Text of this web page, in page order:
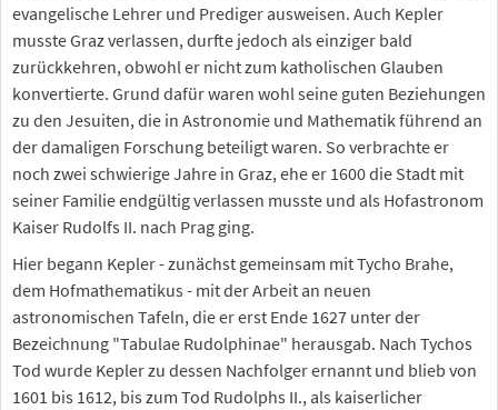
evangelische Lehrer und Prediger ausweisen. Auch Kepler
musste Graz verlassen, durfte jedoch als einziger bald
zurückkehren, obwohl er nicht zum katholischen Glauben
konvertierte. Grund dafür waren wohl seine guten Beziehungen
zu den Jesuiten, die in Astronomie und Mathematik führend an
der damaligen Forschung beteiligt waren. So verbrachte er
noch zwei schwierige Jahre in Graz, ehe er 1600 die Stadt mit
seiner Familie endgültig verlassen musste und als Hofastronom
Kaiser Rudolfs II. nach Prag ging.
Hier begann Kepler - zunächst gemeinsam mit Tycho Brahe,
dem Hofmathematikus - mit der Arbeit an neuen
astronomischen Tafeln, die er erst Ende 1627 unter der
Bezeichnung "Tabulae Rudolphinae" herausgab. Nach Tychos
Tod wurde Kepler zu dessen Nachfolger ernannt und blieb von
1601 bis 1612, bis zum Tod Rudolphs II., als kaiserlicher